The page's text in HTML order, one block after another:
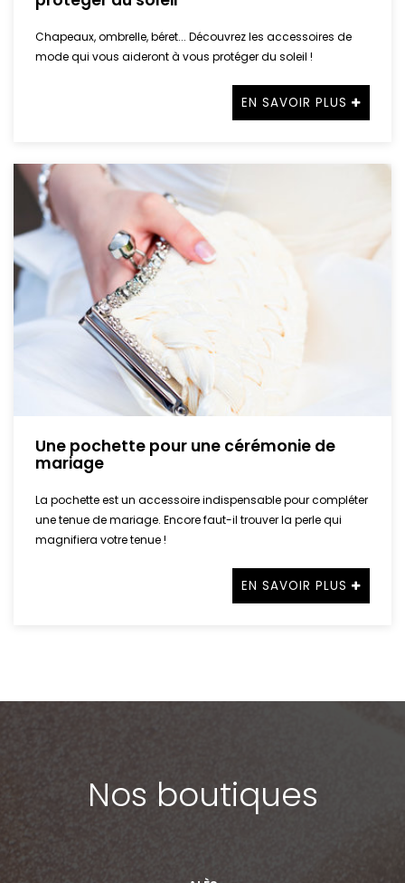
Chapeaux, ombrelle, béret... Découvrez les accessoires de
mode qui vous aideront à vous protéger du soleil !
EN SAVOIR PLUS
Une pochette pour une cérémonie de
mariage
La pochette est un accessoire indispensable pour compléter
une tenue de mariage. Encore faut-il trouver la perle qui
magnifiera votre tenue !
EN SAVOIR PLUS
Nos boutiques